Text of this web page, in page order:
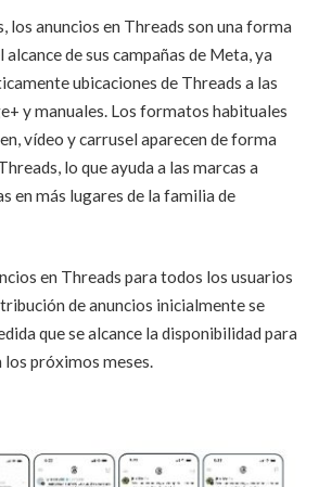
los anuncios en Threads son una forma
de sus campañas de Meta, ya
ubicaciones de Threads a las
y manuales. Los formatos habituales
vídeo y carrusel aparecen de forma
lo que ayuda a las marcas a
en más lugares de la familia de
en Threads para todos los usuarios
de anuncios inicialmente se
que se alcance la disponibilidad para
los próximos meses.